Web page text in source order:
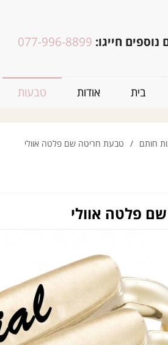
נוספים חייגו: 077-996-8899
בית אודות טבעות
חותם / טבעת חריטה שם פלטה אוולי
פלטה אוולי